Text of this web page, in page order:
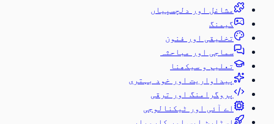
مشاغل اور دلچسپیاں
گیمنگ
تخلیقی اور فنون
سماجی اور مباحثہ
تعلیم و سیکھنا
پیداواریت اور خود بہتری
پروگرامنگ اور ترقی
اے آئی اور ٹیکنالوجی